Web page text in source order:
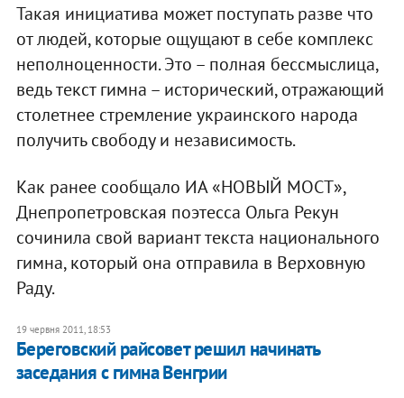
Такая инициатива может поступать разве что
от людей, которые ощущают в себе комплекс
неполноценности. Это – полная бессмыслица,
ведь текст гимна – исторический, отражающий
столетнее стремление украинского народа
получить свободу и независимость.
Как ранее сообщало ИА «НОВЫЙ МОСТ»,
Днепропетровская поэтесса Ольга Рекун
сочинила свой вариант текста национального
гимна, который она отправила в Верховную
Раду.
19 червня 2011, 18:53
Береговский райсовет решил начинать
заседания с гимна Венгрии